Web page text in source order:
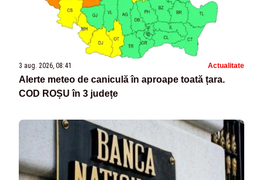
3 aug. 2026, 08:41 Actualitate
Alerte meteo de caniculă în aproape toată țara.
COD ROȘU în 3 județe